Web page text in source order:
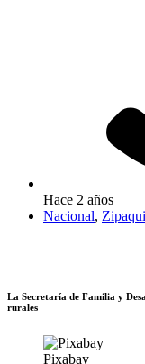
Hace 2 años
Nacional,
La Secretaría de Familia y
rurales
Pixabay